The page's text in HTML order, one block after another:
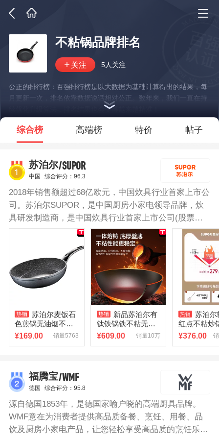
不粘锅品牌排名
5人关注
公正的排行榜：百强排行榜是以大数据为基础计算得出的结果，每
月更新一次，排名依靠数据说话相对公正。数年来，我们一直在持
续优化升级算法，排名结果也会变得越来越精准！
*说明：仅展示部分数据
综合榜 高端榜 特价 帖子
苏泊尔/SUPOR
中国 综合评分：96.3
2018年销售额超过68亿欧元，中国炊具行业首家上市公
司。苏泊尔SUPOR，是中国厨房小家电领导品牌，炊
具研发制造商，是中国炊具行业首家上市公司(股票代
码002032)，拥有明火炊具、厨房小家电、厨卫电器三
大事业领域，丰富的产品线，全面满足厨房生活需求。
苏泊尔不粘锅是集颜值与实用性兼备。不粘涂层，一擦
即净，提升使用寿命。轻量设计，单手可轻松操持，爆
炒颠勺无压力。一锅多用，胜任多种美食烹饪，丰盛三
餐。锅身一体成型，受热均匀，耐用不变形。
苏泊尔麦饭石
色煎锅无油烟不粘
锅炒锅煎饼蛋牛排
¥169.00 销量5763
新品苏泊尔有
钛铁锅铁不粘无涂
层钛锅家用炒锅不
¥609.00 销量10万
苏泊尔
红点不粘炒
平底不粘锅
¥376.00
福腾宝/WMF
德国 综合评分：95.8
源自德国1853年，是德国家喻户晓的高端厨具品牌。
WMF意在为消费者提供高品质备餐、烹饪、用餐、品
饮及厨房小家电产品，让您轻松享受高品质的烹饪乐